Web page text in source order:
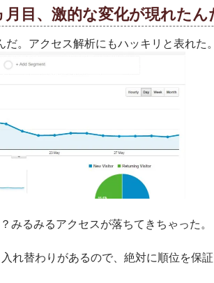
目、激的な変化が現れたん
だ。アクセス解析にもハッキリと表れた
みるみるアクセスが落ちてきちゃった。
れ替わりがあるので、絶対に順位を保